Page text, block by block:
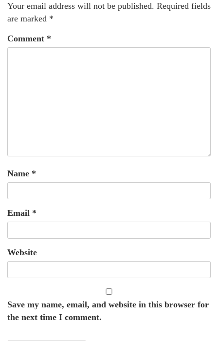
Your email address will not be published. Required fields
are marked *
Comment *
Name *
Email *
Website
Save my name, email, and website in this browser for
the next time I comment.